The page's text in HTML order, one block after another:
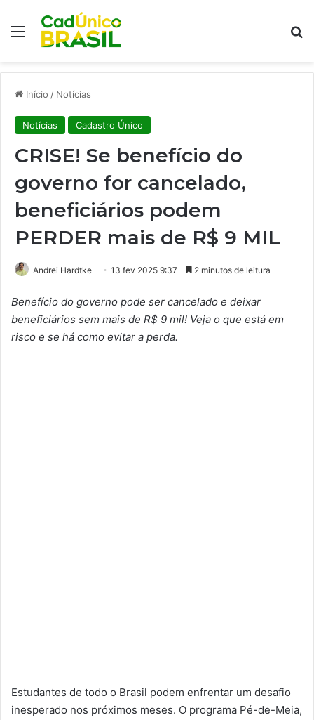
Menu
Início / Notícias
Notícias Cadastro Único
CRISE! Se benefício do
governo for cancelado,
beneficiários podem
PERDER mais de R$ 9 MIL
Andrei Hardtke 13 fev 2025 9:37 2 minutos de leitura
Benefício do governo pode ser cancelado e deixar
beneficiários sem mais de R$ 9 mil! Veja o que está em
risco e se há como evitar a perda.
Estudantes de todo o Brasil podem enfrentar um desafio
inesperado nos próximos meses. O programa Pé-de-Meia,